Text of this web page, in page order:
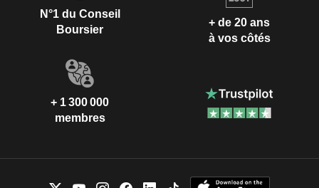
N°1 du Conseil
Boursier
+ de 20 ans
à vos côtés
+ 1 300 000
membres